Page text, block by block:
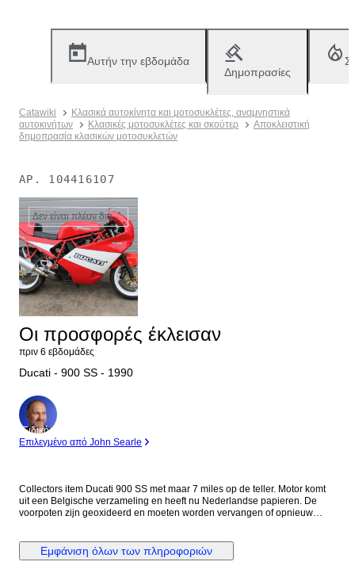
Αυτήν την εβδομάδα
Δημοπρασίες
Catawiki
Κλασικά αυτοκίνητα και μοτοσυκλέτες, αναμνηστικά
αυτοκινήτων
Κλασικές μοτοσυκλέτες και σκούτερ
Αποκλειστική
δημοπρασία κλασικών μοτοσυκλετών
ΑΡ. 104416107
Δεν είναι πλέον διαθέσιμο
Οι προσφορές έκλεισαν
πριν 6 εβδομάδες
Ducati - 900 SS - 1990
Ειδικός
Επιλεγμένο από John Searle
Collectors item Ducati 900 SS met maar 7 miles op de teller. Motor komt
uit een Belgische verzameling en heeft nu Nederlandse papieren. De
voorpoten zijn geoxideerd en moeten worden vervangen of opnieuw
filter te vervangen. Voor de staat zie foto's. Het is mogelijk de motor te
bezichtigen op afspraak in Meerlo, Nederland Als de motor wordt
Εμφάνιση όλων των πληροφοριών